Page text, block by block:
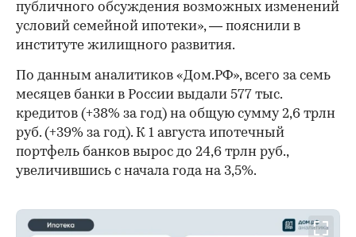
публичного обсуждения возможных изменений
условий семейной ипотеки», — пояснили в
институте жилищного развития.
По данным аналитиков «Дом.РФ», всего за семь
месяцев банки в России выдали 577 тыс.
кредитов (+38% за год) на общую сумму 2,6 трлн
руб. (+39% за год). К 1 августа ипотечный
портфель банков вырос до 24,6 трлн руб.,
увеличившись с начала года на 3,5%.